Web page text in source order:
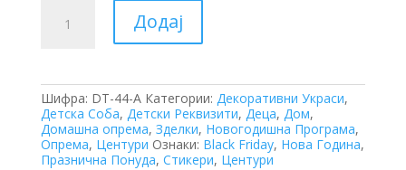
Стикери
Додај
Шифра: DT-44-A Категории: Декоративни Украси,
Детска Соба, Детски Реквизити, Деца, Дом,
Домашна опрема, Зделки, Новогодишна Програма,
Опрема, Центури Ознаки: Black Friday, Нова Година,
Празнична Понуда, Стикери, Центури